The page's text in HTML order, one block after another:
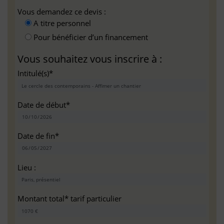
Vous demandez ce devis :
A titre personnel
Pour bénéficier d’un financement
Vous souhaitez vous inscrire à :
Intitulé(s)*
Date de début*
Date de fin*
Lieu :
Montant total* tarif particulier